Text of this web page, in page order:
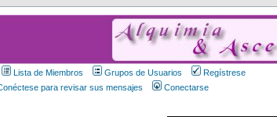
Lista de Miembros Grupos de Usuarios
Regístrese
para revisar sus mensajes Conectarse